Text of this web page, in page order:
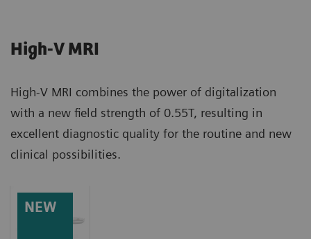
High-V MRI
High-V MRI combines the power of digitalization
with a new field strength of 0.55T, resulting in
excellent diagnostic quality for the routine and new
clinical possibilities.
NEW